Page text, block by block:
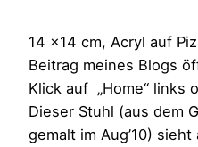
14 x14 cm, Acryl auf
Beitrag meines Blogs
Klick auf „Home“ links
Dieser Stuhl (aus dem
gemalt im Aug’10)